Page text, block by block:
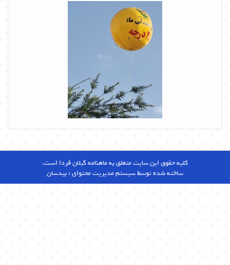
کلیه حقوق این سایت متعلق به ماهنامه گیلان فردا است.
ساخته شده توسط سیستم مدیریت محتوای :بیدسان